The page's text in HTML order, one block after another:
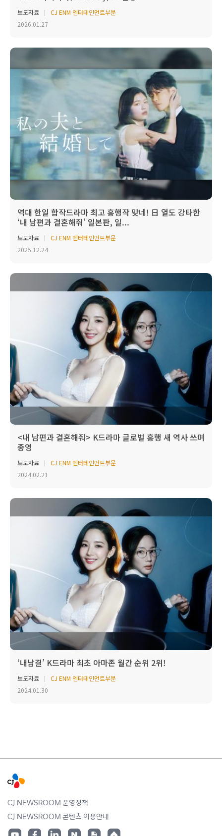
보도자료
CJ ENM 엔터테인먼트부문
2026.01.27
역대 한일 합작드라마 최고 흥행작 맞네! 日 열도 강타한
‘내 남편과 결혼해줘’ 일본판, 일...
보도자료
CJ ENM 엔터테인먼트부문
2025.12.24
<내 남편과 결혼해줘> K드라마 글로벌 흥행 새 역사 쓰며
종영
보도자료
CJ ENM 엔터테인먼트부문
2024.02.21
‘내남결’ K드라마 최초 아마존 월간 순위 2위!
보도자료
CJ ENM 엔터테인먼트부문
2024.01.30
CJ NEWSROOM 운영정책
CJ NEWSROOM 콘텐츠 이용안내